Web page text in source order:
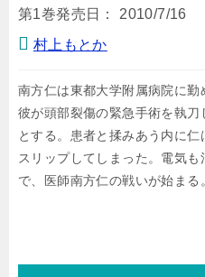
第1巻発売日：
2010/7/16
村上もとか
南方仁は東都大学附属病院に勤
彼が頭部裂傷の緊急手術を執
とする。患者と揉みあう内に
スリップしてしまった。電気
で、医師南方仁の戦いが始まる。